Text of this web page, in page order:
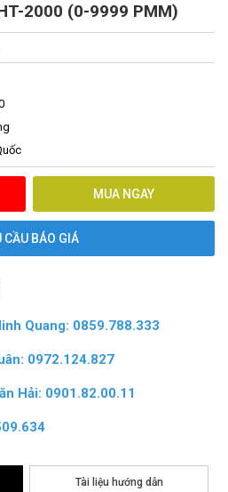
2000 (0-9999 PMM)
MUA NGAY
CẦU BÁO GIÁ
Quang: 0859.788.333
0972.124.827
Hải: 0901.82.00.11
Tài liệu hướng dẫn